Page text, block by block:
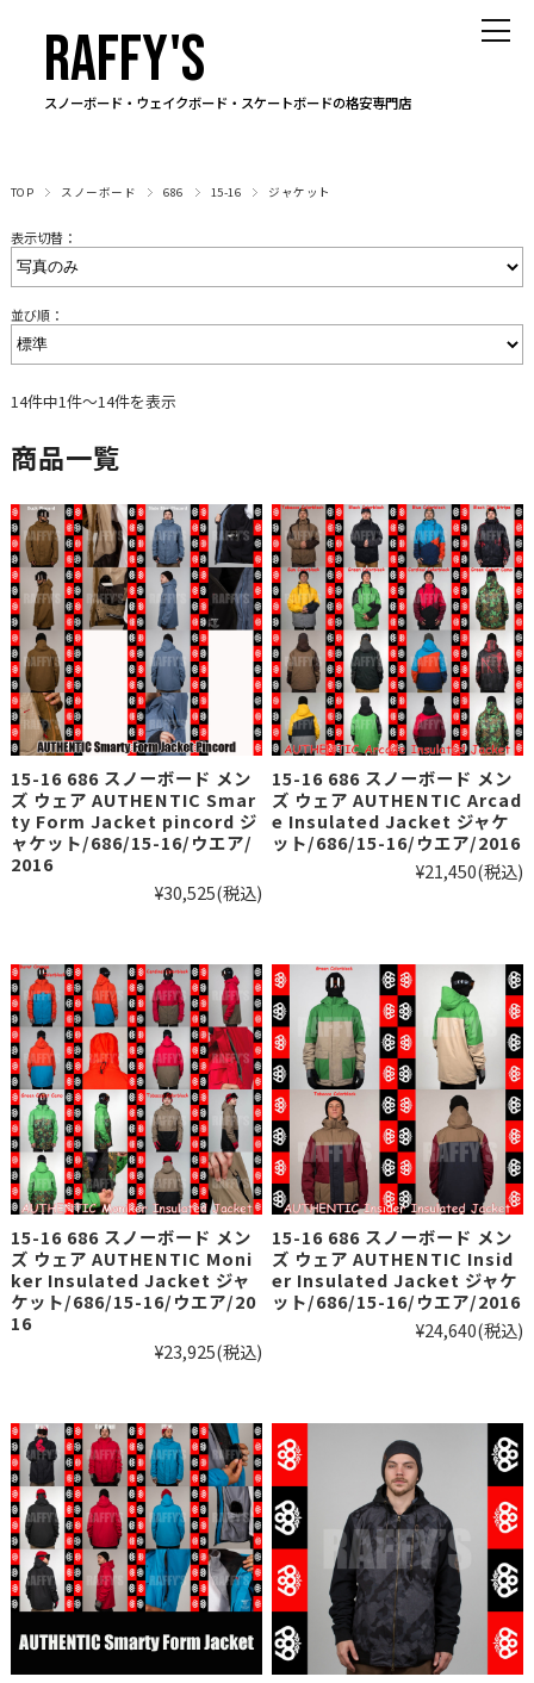
スノーボード・ウェイクボード・スケートボードの格安専門店
RAFFY'S
TOP スノーボード 686 15-16 ジャケット
表示切替：
並び順：
14件中1件～14件を表示
商品一覧
15-16 686 スノーボード メン
ズ ウェア AUTHENTIC Smar
ty Form Jacket pincord ジ
ャケット/686/15-16/ウエア/
2016
¥30,525(税込)
15-16 686 スノーボード メン
ズ ウェア AUTHENTIC Arcad
e Insulated Jacket ジャケ
ット/686/15-16/ウエア/2016
¥21,450(税込)
15-16 686 スノーボード メン
ズ ウェア AUTHENTIC Moni
ker Insulated Jacket ジャ
ケット/686/15-16/ウエア/20
16
¥23,925(税込)
15-16 686 スノーボード メン
ズ ウェア AUTHENTIC Insid
er Insulated Jacket ジャケ
ット/686/15-16/ウエア/2016
¥24,640(税込)